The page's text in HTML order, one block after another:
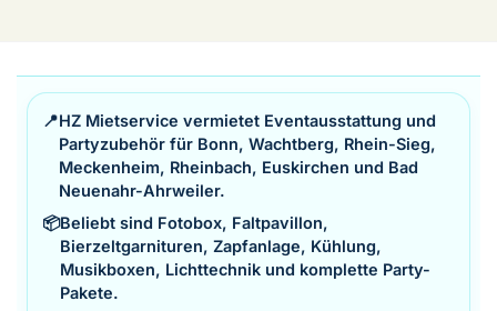
📍HZ Mietservice vermietet Eventausstattung und
Partyzubehör für Bonn, Wachtberg, Rhein-Sieg,
Meckenheim, Rheinbach, Euskirchen und Bad
Neuenahr-Ahrweiler.
📦Beliebt sind Fotobox, Faltpavillon,
Bierzeltgarnituren, Zapfanlage, Kühlung,
Musikboxen, Lichttechnik und komplette Party-
Pakete.